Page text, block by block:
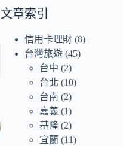
文章索引
信用卡理財 (8)
台灣旅遊 (45)
台中 (2)
台北 (10)
台南 (2)
嘉義 (1)
基隆 (2)
宜蘭 (11)